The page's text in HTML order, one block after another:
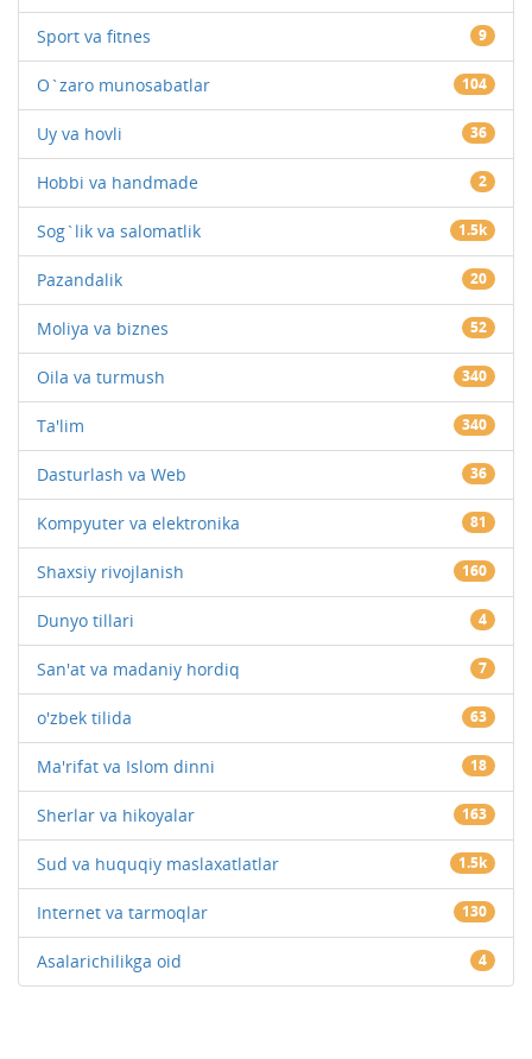
Sport va fitnes 9
O`zaro munosabatlar 104
Uy va hovli 36
Hobbi va handmade 2
Sog`lik va salomatlik 1.5k
Pazandalik 20
Moliya va biznes 52
Oila va turmush 340
Ta'lim 340
Dasturlash va Web 36
Kompyuter va elektronika 81
Shaxsiy rivojlanish 160
Dunyo tillari 4
San'at va madaniy hordiq 7
o'zbek tilida 63
Ma'rifat va Islom dinni 18
Sherlar va hikoyalar 163
Sud va huquqiy maslaxatlatlar 1.5k
Internet va tarmoqlar 130
Asalarichilikga oid 4